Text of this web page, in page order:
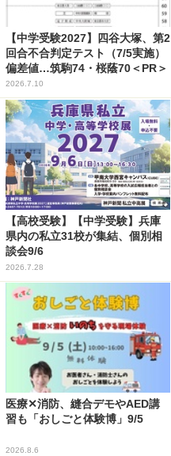
【中学受験2027】四谷大塚、第2
回合不合判定テスト（7/5実施）
偏差値…筑駒74・桜蔭70＜PR＞
2026.7.10
【高校受験】【中学受験】兵庫
県内の私立31校が集結、個別相
談会9/6
2026.7.28
医療✕消防、縫合デモやAED講
習も「おしごと体験博」9/5
2026.8.6